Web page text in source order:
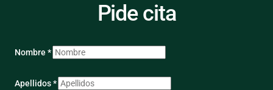
Pide cita
Nombre *
Apellidos *